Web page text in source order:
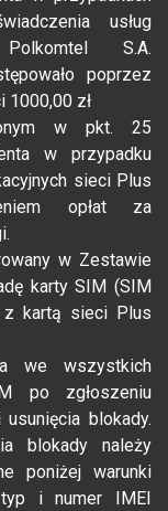
usług
S.A.
poprzez
1000,00 zł
w pkt. 25
w przypadku
sieci Plus
opłat za
w Zestawie
karty SIM (SIM
z kartą sieci Plus
we wszystkich
po zgłoszeniu
blokady.
blokady należy
poniżej warunki
i numer IMEI